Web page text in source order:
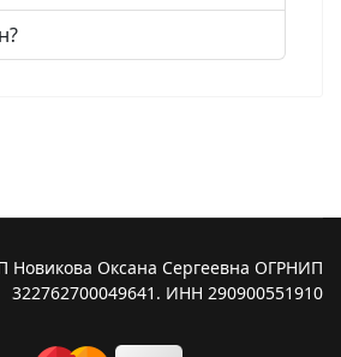
Новикова Оксана Сергеевна ОГРНИП
322762700049641. ИНН 290900551910